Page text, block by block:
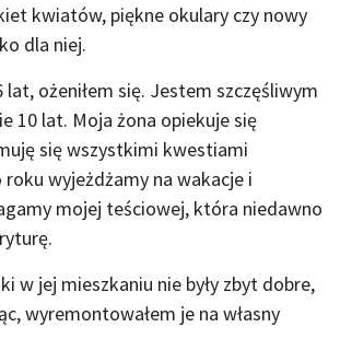
kwiatów, piękne okulary czy nowy
dla niej.
lat, ożeniłem się. Jestem szczęśliwym
10 lat. Moja żona opiekuje się
się wszystkimi kwestiami
wyjeżdżamy na wakacje i
mojej teściowej, która niedawno
w jej mieszkaniu nie były zbyt dobre,
wyremontowałem je na własny